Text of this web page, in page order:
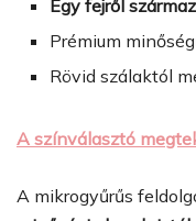
Egy fejről
Prémium
Rövid szálaktól
A színválasztó
A mikrogyűrűs